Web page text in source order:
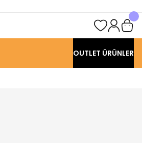
OUTLET ÜRÜNLER